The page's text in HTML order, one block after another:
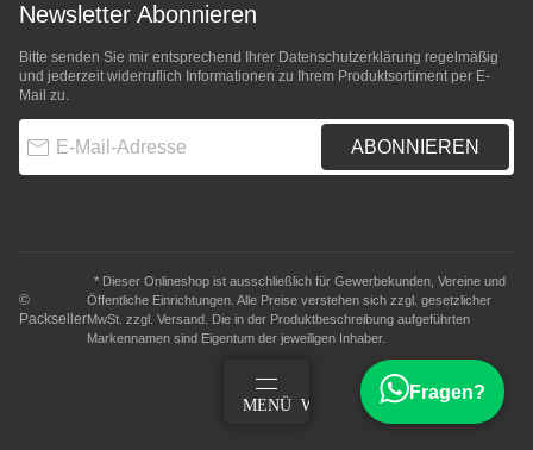
Newsletter Abonnieren
Bitte senden Sie mir entsprechend Ihrer Datenschutzerklärung regelmäßig
und jederzeit widerruflich Informationen zu Ihrem Produktsortiment per E-
Mail zu.
ABONNIEREN
©
Packseller
* Dieser Onlineshop ist ausschließlich für Gewerbekunden, Vereine und
Öffentliche Einrichtungen. Alle Preise verstehen sich zzgl. gesetzlicher
MwSt. zzgl. Versand . Die in der Produktbeschreibung aufgeführten
Markennamen sind Eigentum der jeweiligen Inhaber.
MENÜ WARENKORB
Fragen?